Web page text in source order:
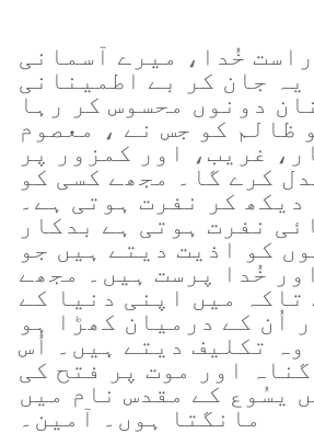
خُدا، میرے آسمانی
یہ جان کر بے اطمینانی
دونوں محسوس کر رہا
ظالم کو جس نے ، معصوم
غریب، اور کمزور پر
کرے گا۔ مجھے کسی کو
دیکھ کر نفرت ہوتی ہے۔
نفرت ہوتی ہے بدکار
کو اذیت دیتے ہیں جو
خُدا پرست ہیں۔ مجھے
تاکہ میں اپنی دنیا کے
اُن کے درمیان کھڑا ہو
وہ تکلیف دیتے ہیں۔ اُس
اور موت پر فتح کی
یسُوع کے مقدس نام میں
مانگتا ہوں۔ آمین۔